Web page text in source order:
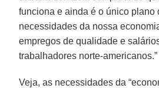
funciona e ainda é o único plano
necessidades da nossa
empregos de qualidade e
trabalhadores norte-americanos.”
Veja, as necessidades da